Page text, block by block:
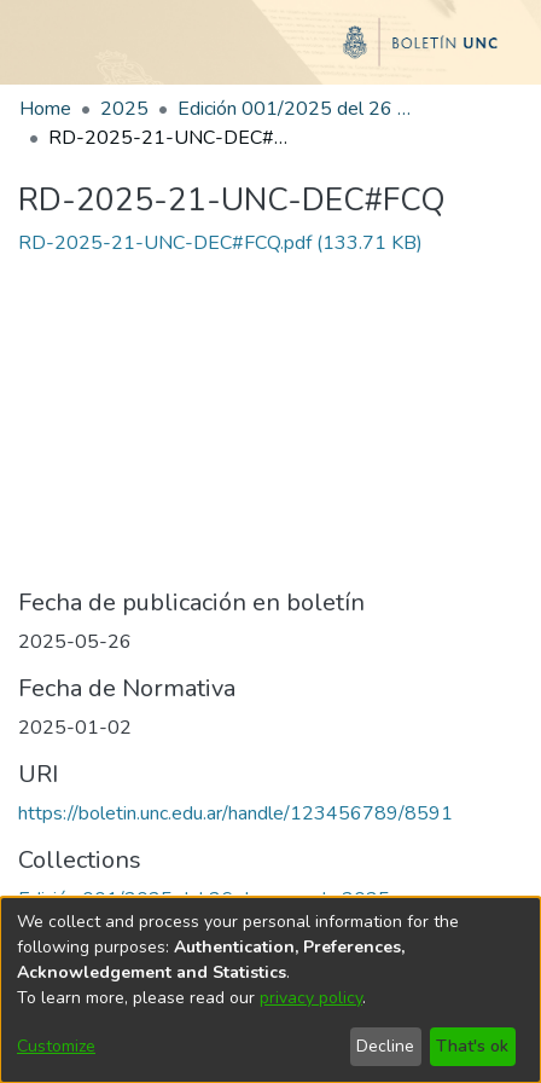
Home 2025
Edición 001/2025 del 26 de mayo de 2025
RD-2025-21-UNC-DEC#FCQ
RD-2025-21-UNC-DEC#FCQ
RD-2025-21-UNC-DEC#FCQ.pdf(133.71 KB)
Fecha de publicación en boletín
2025-05-26
Fecha de Normativa
2025-01-02
URI
https://boletin.unc.edu.ar/handle/123456789/8591
Collections
Edición 001/2025 del 26 de mayo de 2025
Universidad Nacional de Córdoba
We collect and process your personal information for the
following purposes: Authentication, Preferences,
Acknowledgement and Statistics.
To learn more, please read our privacy policy.
Customize Decline That's ok